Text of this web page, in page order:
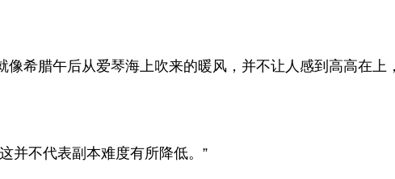
希腊午后从爱琴海上吹来的暖风，并不让人感到高高在上
并不代表副本难度有所降低。”